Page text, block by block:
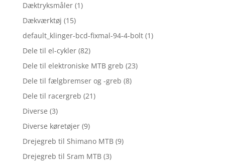
Dæktryksmåler (1)
Dækværktøj (15)
default_klinger-bcd-fixmal-94-4-bolt (1)
Dele til el-cykler (82)
Dele til elektroniske MTB greb (23)
Dele til fælgbremser og -greb (8)
Dele til racergreb (21)
Diverse (3)
Diverse køretøjer (9)
Drejegreb til Shimano MTB (9)
Drejegreb til Sram MTB (3)